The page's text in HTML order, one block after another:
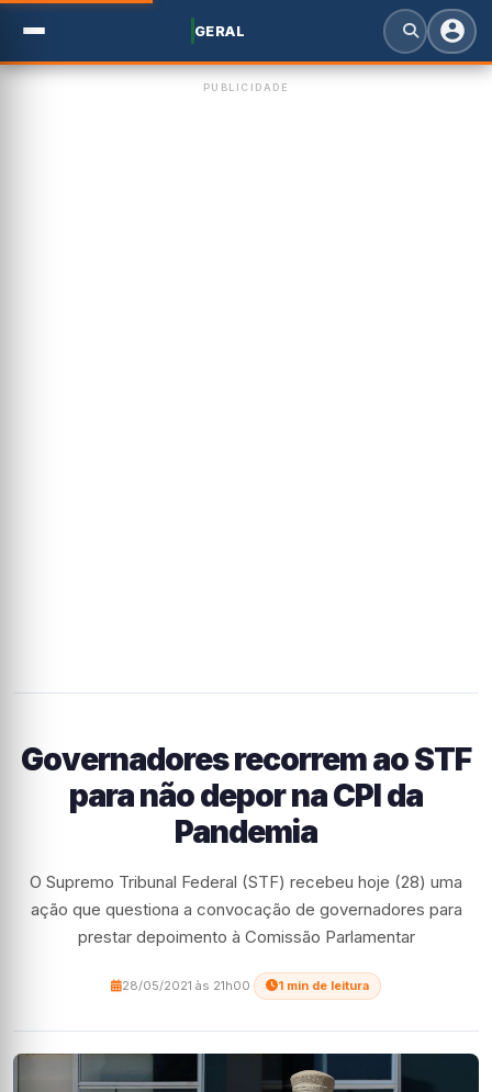
GERAL
PUBLICIDADE
Governadores recorrem ao STF
para não depor na CPI da
Pandemia
O Supremo Tribunal Federal (STF) recebeu hoje (28) uma
ação que questiona a convocação de governadores para
prestar depoimento à Comissão Parlamentar
28/05/2021 às 21h00 1 min de leitura